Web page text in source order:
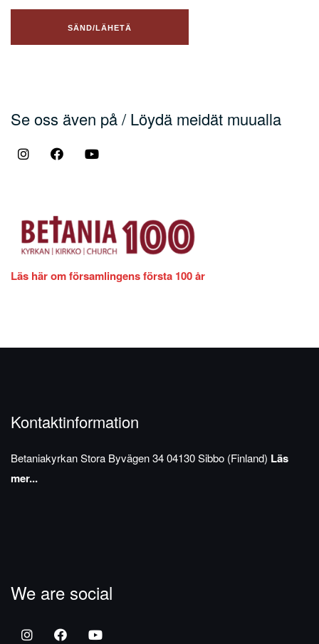
Se oss även på / Löydä meidät muualla
Läs här om församlingens första 100 år
Kontaktinformation
BetaniakyrkanStora Byvägen 3404130 Sibbo (Finland) Läs
mer...
We are social